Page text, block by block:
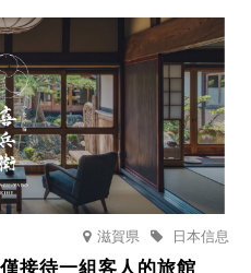
滋賀県 日本信息
接待一組客人的旅館